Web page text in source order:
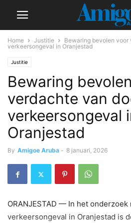
Home Justitie
Bewaring bevolen
verkeersongeval in Oranjestad
Justitie
Bewaring
verdachte van
verkeersongeval
Oranjestad
By Amigoe Aruba - 8 januari, 2026
ORANJESTAD — In het
verkeersongeval in Oranjestad is